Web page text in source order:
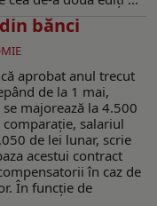
bănci
aprobat anul trecut
de la 1 mai,
majorează la 4.500
salariul
de lei lunar, scrie
acestui contract
în caz de
În funcție de